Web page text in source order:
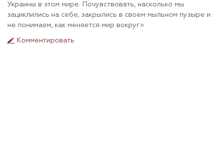
Украины в этом мире. Почувствовать, насколько мы
зациклились на себе, закрылись в своем мыльном пузыре и
не понимаем, как меняется мир вокруг».
Комментировать